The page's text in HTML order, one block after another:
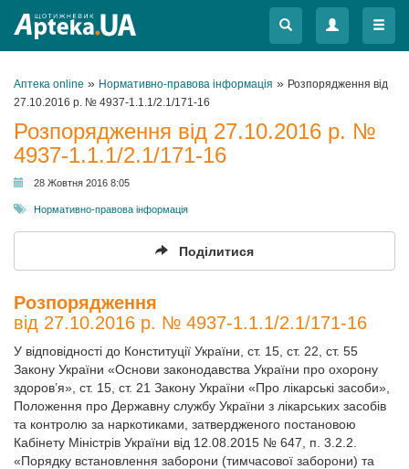
Меню
Меню
Аптека online » Нормативно-правова інформація » Розпорядження від
27.10.2016 р. № 4937-1.1.1/2.1/171-16
Розпорядження від 27.10.2016 р. №
4937-1.1.1/2.1/171-16
28 Жовтня 2016 8:05
Нормативно-правова інформація
Поділитися
Розпорядження
від 27.10.2016 р. № 4937-1.1.1/2.1/171-16
У відповідності до Конституції України, ст. 15, ст. 22, ст. 55
Закону України «Основи законодавства України про охорону
здоров’я», ст. 15, ст. 21 Закону України «Про лікарські засоби»,
Положення про Державну службу України з лікарських засобів
та контролю за наркотиками, затвердженого постановою
Кабінету Міністрів України від 12.08.2015 № 647, п. 3.2.2.
«Порядку встановлення заборони (тимчасової заборони) та